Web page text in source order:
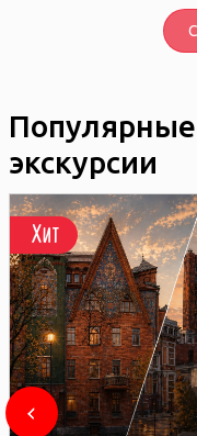
экскурсии
Хит